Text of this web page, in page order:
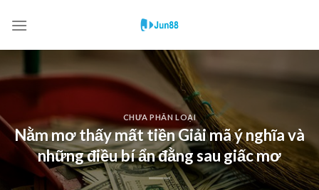
CHƯA PHÂN LOẠI
Nằm mơ thấy mất tiền Giải mã ý nghĩa và
những điều bí ẩn đằng sau giấc mơ